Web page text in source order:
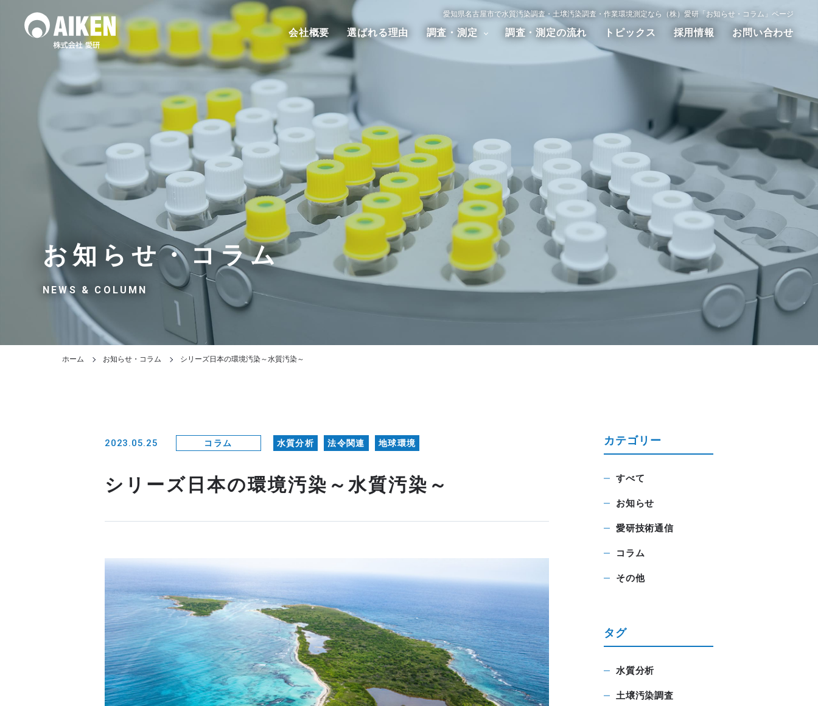
会社概要 選ばれる理由 調査・測定
水質調査 土壌汚染調査
作業環境測定 アスベスト調査 ダイオキシン調査 その他の調査測定
調査・測定の流れ トピックス 採用情報 お問い合わせ
愛知県名古屋市で水質汚染調査・土壌汚染調査・作業環境測定なら（株）愛研「お知らせ・コラム」ページ
お知らせ・コラム
NEWS & COLUMN
ホーム お知らせ・コラム シリーズ日本の環境汚染～水質汚染～
2023.05.25 コラム 水質分析 法令関連 地球環境
シリーズ日本の環境汚染～水質汚染～
カテゴリー
すべて
お知らせ
愛研技術通信
コラム
その他
タグ
水質分析
土壌汚染調査